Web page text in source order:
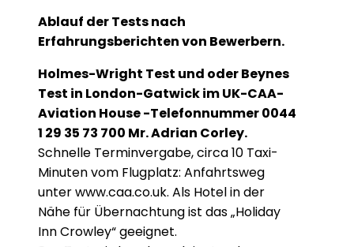
Ablauf der Tests nach
Erfahrungsberichten von Bewerbern.
Holmes-Wright Test und oder Beynes
Test in London-Gatwick im UK-CAA-
Aviation House -Telefonnummer 0044
1 29 35 73 700 Mr. Adrian Corley.
Schnelle Terminvergabe, circa 10 Taxi-
Minuten vom Flugplatz: Anfahrtsweg
unter www.caa.co.uk. Als Hotel in der
Nähe für Übernachtung ist das „Holiday
Inn Crowley“ geeignet.